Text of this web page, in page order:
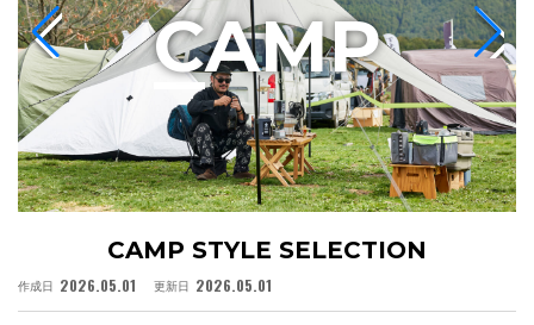
CAMP STYLE SELECTION
作成日 2026.05.01 更新日 2026.05.01
CAMP